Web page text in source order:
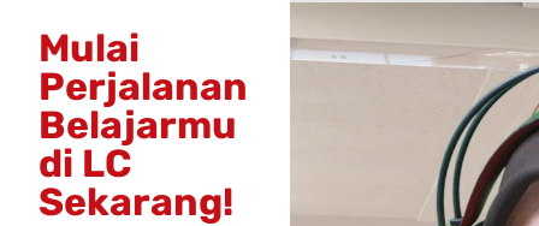
Mulai
Perjalanan
Belajarmu
di LC
Sekarang!